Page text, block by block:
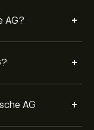
AG? +
+
AG +